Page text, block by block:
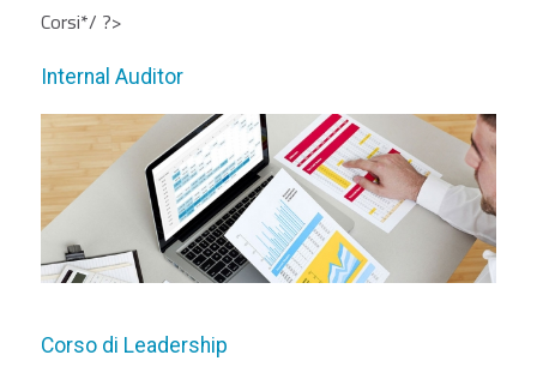
Corsi*/ ?>
Internal Auditor
Corso di Leadership